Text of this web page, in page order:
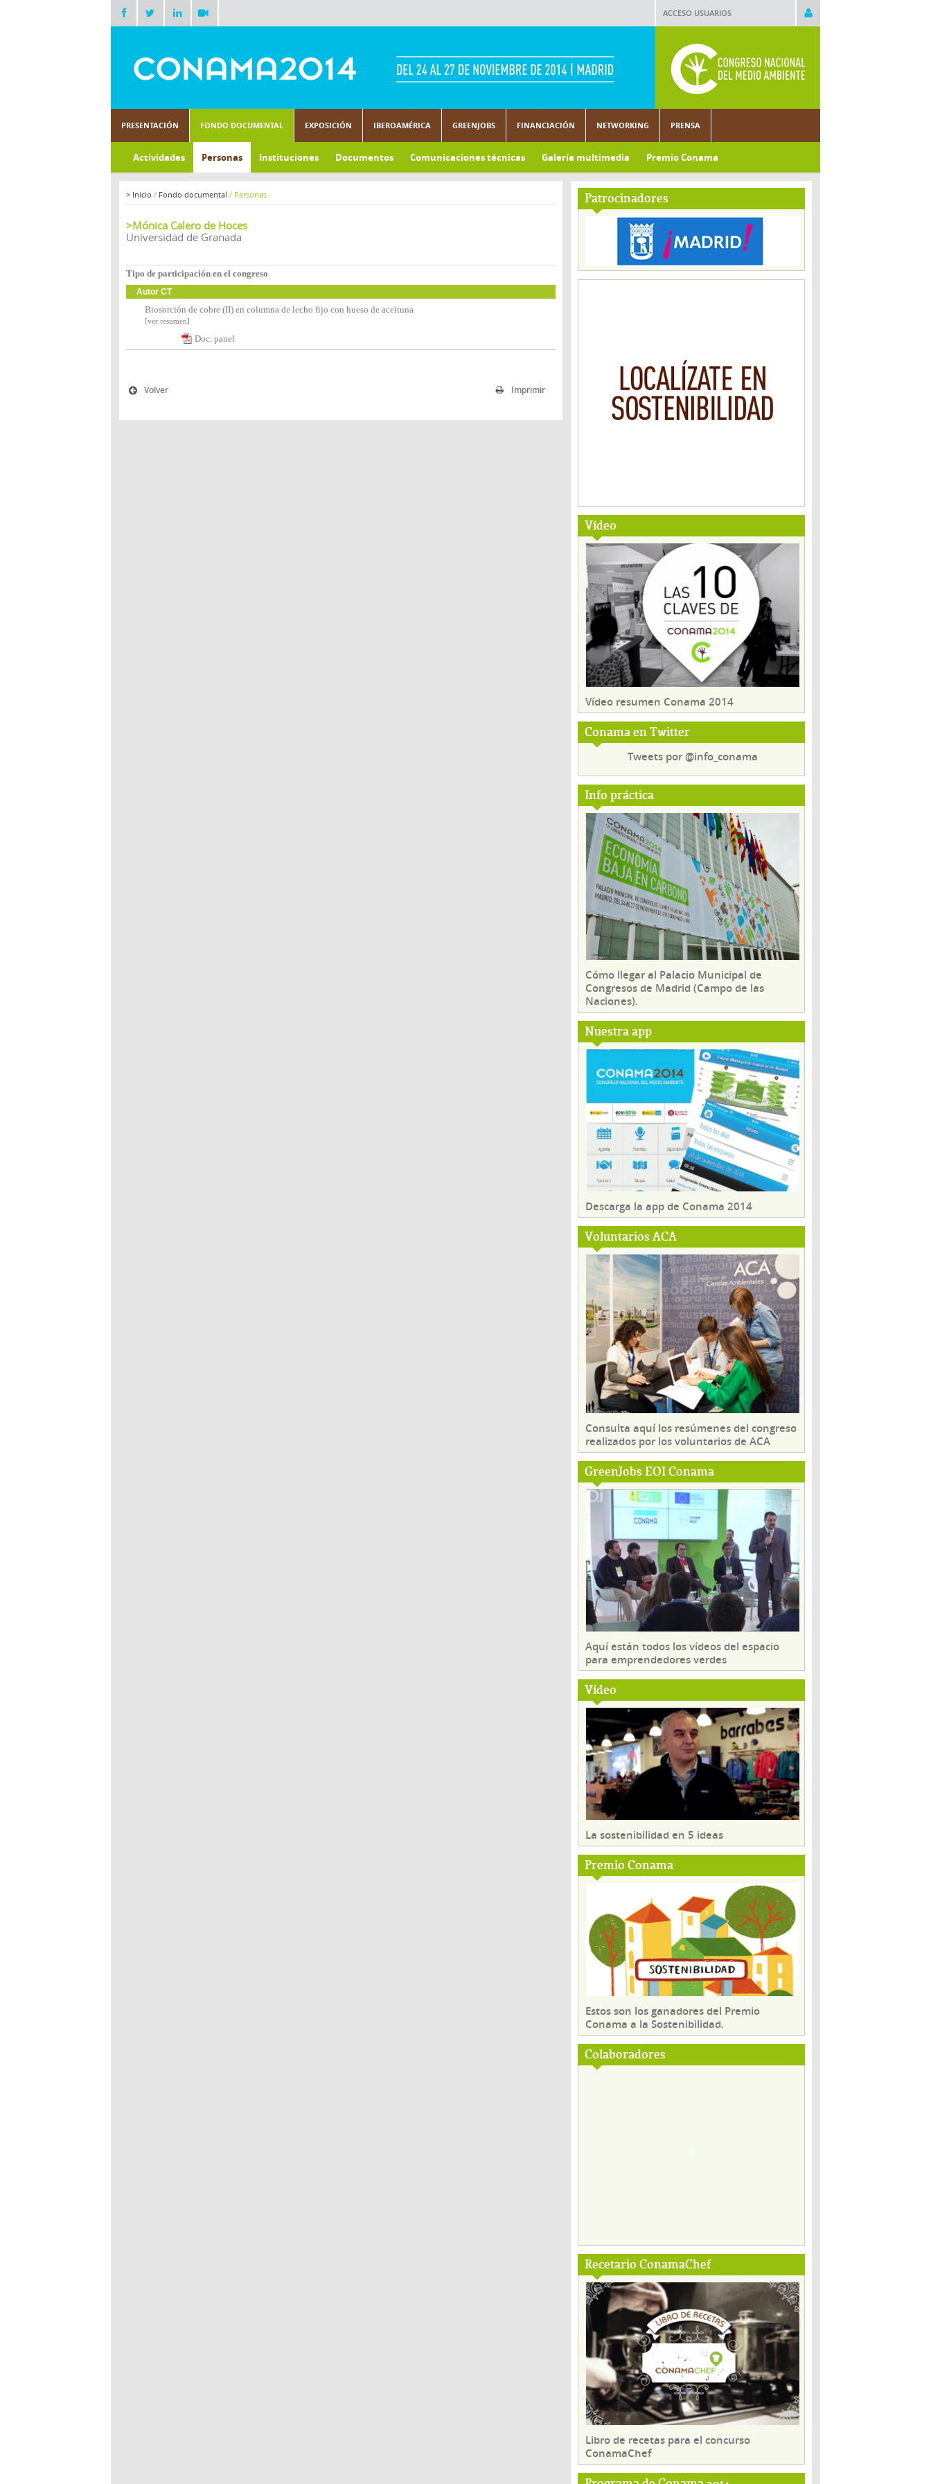
ACCESO USUARIOS
PRESENTACIÓN FONDO DOCUMENTAL EXPOSICIÓN IBEROAMÉRICA GREENJOBS FINANCIACIÓN NETWORKING PRENSA
Actividades Personas Instituciones Documentos Comunicaciones técnicas Galería multimedia Premio Conama
Patrocinadores
Vídeo
Vídeo resumen Conama 2014
Conama en Twitter
Tweets por @info_conama
Info práctica
Cómo llegar al Palacio Municipal de
Congresos de Madrid (Campo de las
Naciones).
Nuestra app
Descarga la app de Conama 2014
Voluntarios ACA
Consulta aquí los resúmenes del congreso
realizados por los voluntarios de ACA
GreenJobs EOI Conama
Aquí están todos los vídeos del espacio
para emprendedores verdes
Vídeo
La sostenibilidad en 5 ideas
Premio Conama
Estos son los ganadores del Premio
Conama a la Sostenibilidad.
Colaboradores
Recetario ConamaChef
Libro de recetas para el concurso
ConamaChef
> Inicio / Fondo documental / Personas
>Mónica Calero de Hoces
Universidad de Granada
Tipo de participación en el congreso
Autor CT
Biosorción de cobre (II) en columna de lecho fijo con hueso de aceituna
[ver resumen]
Doc. panel
Imprimir
Volver